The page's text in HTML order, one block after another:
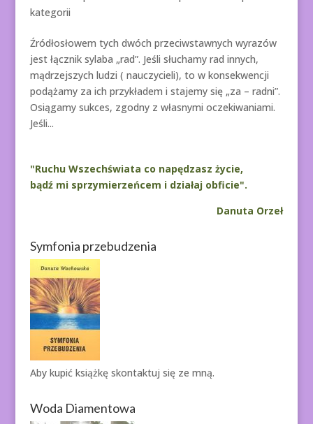
kategorii
Źródłosłowem tych dwóch przeciwstawnych wyrazów
jest łącznik sylaba „rad”. Jeśli słuchamy rad innych,
mądrzejszych ludzi ( nauczycieli), to w konsekwencji
podążamy za ich przykładem i stajemy się „za – radni”.
Osiągamy sukces, zgodny z własnymi oczekiwaniami.
Jeśli...
"Ruchu Wszechświata co napędzasz życie,
bądź mi sprzymierzeńcem i działaj obficie".
Danuta Orzeł
Symfonia przebudzenia
Aby kupić książkę skontaktuj się ze mną.
Woda Diamentowa